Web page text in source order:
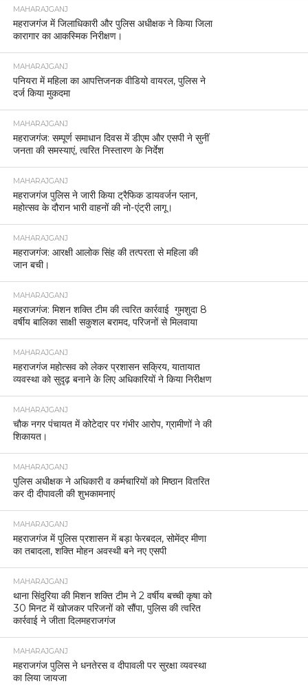
MAHARAJGANJ
महराजगंज में जिलाधिकारी और पुलिस अधीक्षक ने किया जिला
कारागार का आकस्मिक निरीक्षण।
MAHARAJGANJ
पनियरा में महिला का आपत्तिजनक वीडियो वायरल, पुलिस ने
दर्ज किया मुकदमा
MAHARAJGANJ
महराजगंज: सम्पूर्ण समाधान दिवस में डीएम और एसपी ने सुनीं
जनता की समस्याएं, त्वरित निस्तारण के निर्देश
MAHARAJGANJ
महराजगंज पुलिस ने जारी किया ट्रैफिक डायवर्जन प्लान,
महोत्सव के दौरान भारी वाहनों की नो-एंट्री लागू।
MAHARAJGANJ
महराजगंज: आरक्षी आलोक सिंह की तत्परता से महिला की
जान बची।
MAHARAJGANJ
महराजगंज: मिशन शक्ति टीम की त्वरित कार्रवाई गुमशुदा 8
वर्षीय बालिका साक्षी सकुशल बरामद, परिजनों से मिलवाया
MAHARAJGANJ
महराजगंज महोत्सव को लेकर प्रशासन सक्रिय, यातायात
व्यवस्था को सुदृढ़ बनाने के लिए अधिकारियों ने किया निरीक्षण
MAHARAJGANJ
चौक नगर पंचायत में कोटेदार पर गंभीर आरोप, ग्रामीणों ने की
शिकायत।
MAHARAJGANJ
पुलिस अधीक्षक ने अधिकारी व कर्मचारियों को मिष्ठान वितरित
कर दी दीपावली की शुभकामनाएं
MAHARAJGANJ
महराजगंज में पुलिस प्रशासन में बड़ा फेरबदल, सोमेंद्र मीणा
का तबादला, शक्ति मोहन अवस्थी बने नए एसपी
MAHARAJGANJ
थाना सिंदुरिया की मिशन शक्ति टीम ने 2 वर्षीय बच्ची कृषा को
30 मिनट में खोजकर परिजनों को सौंपा, पुलिस की त्वरित
कार्रवाई ने जीता दिलमहराजगंज
MAHARAJGANJ
महराजगंज पुलिस ने धनतेरस व दीपावली पर सुरक्षा व्यवस्था
का लिया जायजा